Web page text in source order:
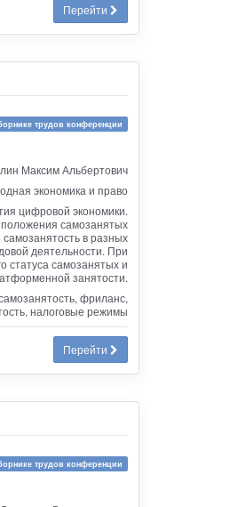
Перейти
трудов конференции
Максим Альбертович
экономика и право
цифровой экономики.
положения самозанятых
в разных
деятельности. При
статуса самозанятых и
занятости.
фриланс,
налоговые режимы
Перейти
трудов конференции